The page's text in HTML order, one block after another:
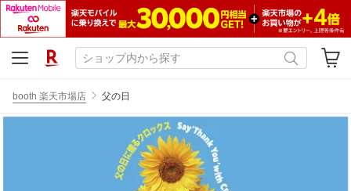
booth 楽天市場店 父の日